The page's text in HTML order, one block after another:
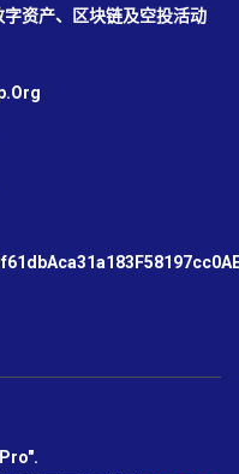
资产、区块链及空投活动